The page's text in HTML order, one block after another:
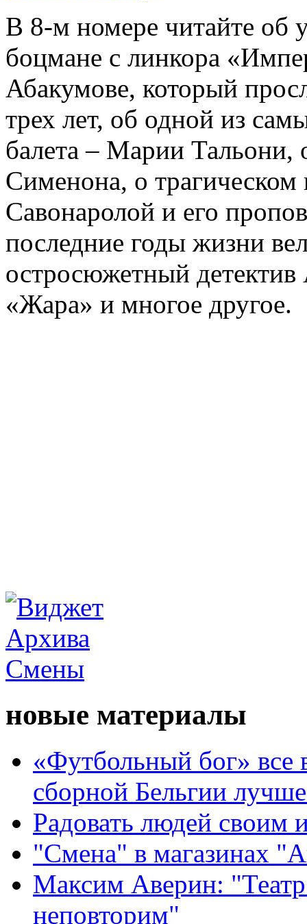
В 8-м номере читайте об
боцмане с линкора
Абакумове, который
трех лет, об одной из
балета – Марии
Сименона, о трагическом
Савонаролой и его
последние годы жизни
остросюжетный детектив
«Жара» и многое другое.
новые материалы
«Футбольный бог» все
сборной Бельгии
Радовать людей своим
"Смена" в магазинах
Максим Аверин:
неповторим"